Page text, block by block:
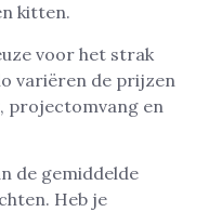
kitten.
voor het strak
variëren de prijzen
projectomvang en
de gemiddelde
Heb je